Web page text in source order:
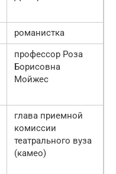
романистка
профессор Роза
Борисовна
Мойжес
глава приемной
комиссии
театрального вуза
(камео)